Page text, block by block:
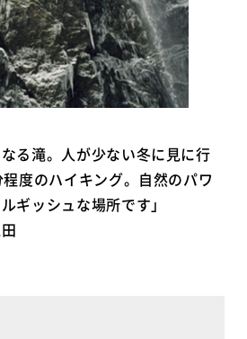
なる滝。人が少ない冬に見に行
度のハイキング。自然のパワ
ギッシュな場所です」